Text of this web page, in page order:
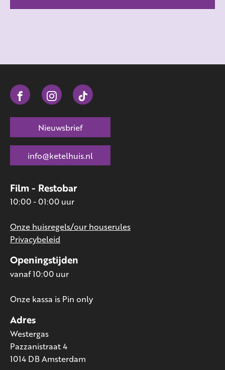
Adres
Westergas
Pazzanistraat 4
1014 DB Amsterdam
Openingstijden
vanaf 10:00 uur
Onze kassa is Pin only
Film - Restobar
10:00 - 01:00 uur
Onze huisregels/our houserules
Privacybeleid
Nieuwsbrief
info@ketelhuis.nl